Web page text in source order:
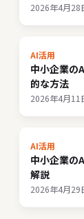
2026年4月28
AI活用
中小企業の
的な方法
2026年4月11
AI活用
中小企業の
解説
2026年4月29